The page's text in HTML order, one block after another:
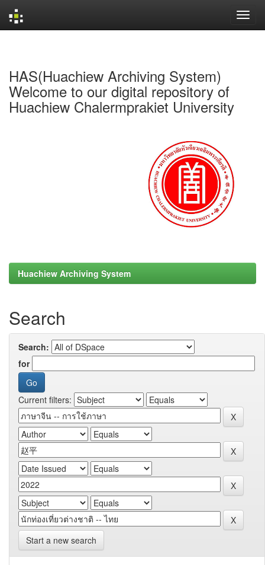
HAS(Huachiew Archiving System)
Welcome to our digital repository of
Huachiew Chalermprakiet University
Huachiew Archiving System
Search
Search:
for
Current filters:
Start a new search